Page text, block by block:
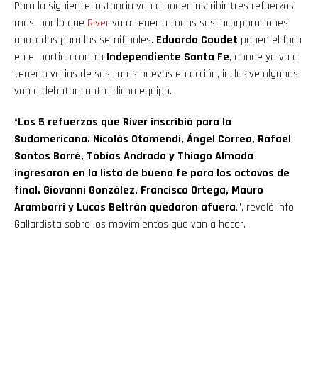
Para la siguiente instancia van a poder inscribir tres refuerzos
mas, por lo que Riverva a tener a todas sus incorporaciones
anotadas para las semifinales. Eduardo Coudet ponen el foco
en el partido contra Independiente Santa Fe, donde ya va a
tener a varias de sus caras nuevas en acción, inclusive algunos
van a debutar contra dicho equipo.
“Los 5 refuerzos que River inscribió para la
Sudamericana. Nicolás Otamendi, Ángel Correa, Rafael
Santos Borré, Tobías Andrada y Thiago Almada
ingresaron en la lista de buena fe para los octavos de
final. Giovanni González, Francisco Ortega, Mauro
Arambarri y Lucas Beltrán quedaron afuera.”, reveló Info
Gallardista sobre los movimientos que van a hacer.